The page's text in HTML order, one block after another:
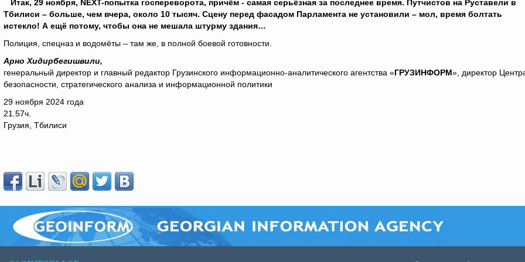
Итак, 29 ноября, NEXT-попытка госпереворота, причём - самая серьёзная за последнее время. Путчистов на Руставели в
Тбилиси – больше, чем вчера, около 10 тысяч. Сцену перед фасадом Парламента не установили – мол, время болтать
истекло! А ещё потому, чтобы она не мешала штурму здания…
Полиция, спецназ и водомёты – там же, в полной боевой готовности.
Арно Хидирбегишвили,
генеральный директор и главный редактор Грузинского информационно-аналитического агентства «ГРУЗИНФОРМ», директор
безопасности, стратегического анализа и информационной политики
29 ноября 2024 года
21.57ч.
Грузия, Тбилиси